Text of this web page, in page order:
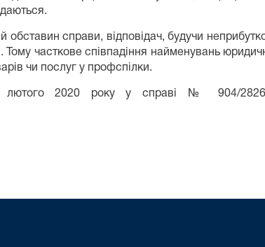
обставин справи, відповідач, будучи
часткове співпадіння найменувань
чи послуг у профспілки.
2020 року у справі № 904/2826/